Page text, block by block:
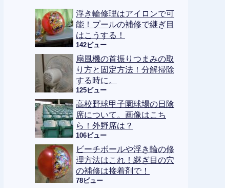
浮き輪修理はアイロンで可
能！プールの補修で継ぎ目
はこうする！
142ビュー
扇風機の首振りつまみの取
り方と固定方法！分解掃除
する時に。
125ビュー
高校野球甲子園球場の日陰
席について。画像はこち
ら！外野席は？
106ビュー
ビーチボールや浮き輪の修
理方法はこれ！継ぎ目の穴
の補修は接着剤で！
78ビュー